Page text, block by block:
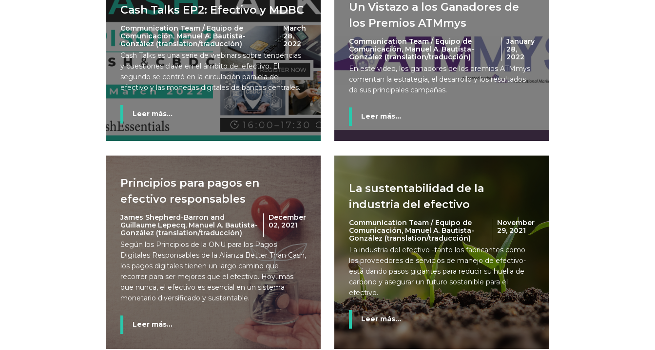
Cash Talks EP2: Efectivo y MDBC
Communication Team / Equipo de
Comunicación, Manuel A. Bautista-
González (translation/traducción)
March
28,
2022
Cash Talks es una serie de webinars sobre tendencias
y cuestiones clave en el ámbito del efectivo. El
segundo se centró en la circulación paralela del
efectivo y las monedas digitales de bancos centrales.
Leer más...
Un Vistazo a los Ganadores de
los Premios ATMmys
Communication Team / Equipo de
Comunicación, Manuel A. Bautista-
González (translation/traducción)
January
28,
2022
En este video, los ganadores de los premios ATMmys
comentan la estrategia, el desarrollo y los resultados
de sus principales campañas.
Leer más...
Principios para pagos en
efectivo responsables
James Shepherd-Barron and
Guillaume Lepecq, Manuel A. Bautista-
González (translation/traducción)
December
02, 2021
Según los Principios de la ONU para los Pagos
Digitales Responsables de la Alianza Better Than Cash,
los pagos digitales tienen un largo camino que
recorrer para ser mejores que el efectivo. Hoy, más
que nunca, el efectivo es esencial en un sistema
monetario diversificado y sustentable.
Leer más...
La sustentabilidad de la
industria del efectivo
Communication Team / Equipo de
Comunicación, Manuel A. Bautista-
González (translation/traducción)
November
29, 2021
La industria del efectivo -tanto los fabricantes como
los proveedores de servicios de manejo de efectivo-
está dando pasos gigantes para reducir su huella de
carbono y asegurar un futuro sostenible para el
efectivo.
Leer más...